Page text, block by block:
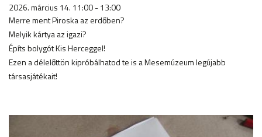
2026. március 14. 11:00 - 13:00
Merre ment Piroska az erdőben?
Melyik kártya az igazi?
Építs bolygót Kis Herceggel!
Ezen a délelőttön kipróbálhatod te is a Mesemúzeum legújabb
társasjátékait!